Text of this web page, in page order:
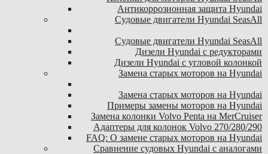
Антикоррозионная защита Hyundai
Судовые двигатели Hyundai SeasAll
Судовые двигатели Hyundai SeasAll
Дизели Hyundai с редукторами
Дизели Hyundai с угловой колонкой
Замена старых моторов на Hyundai
Замена старых моторов на Hyundai
Примеры замены моторов на Hyundai
Замена колонки Volvo Penta на MerCruiser
Адаптеры для колонок Volvo 270/280/290
FAQ: О замене старых моторов на Hyundai
Сравнение судовых Hyundai с аналогами